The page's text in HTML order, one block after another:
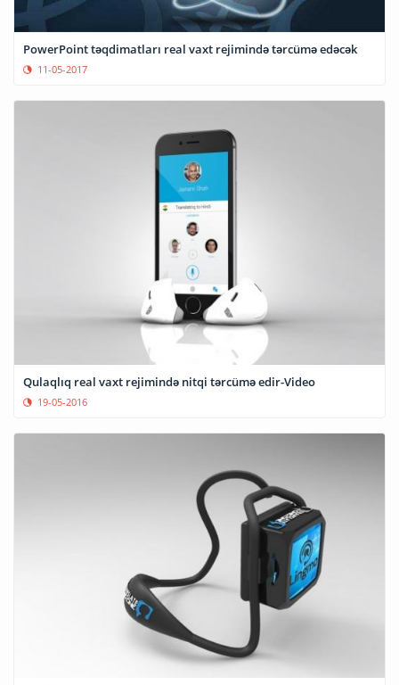
PowerPoint təqdimatları real vaxt rejimində tərcümə edəcək
11-05-2017
Qulaqlıq real vaxt rejimində nitqi tərcümə edir-Video
19-05-2016